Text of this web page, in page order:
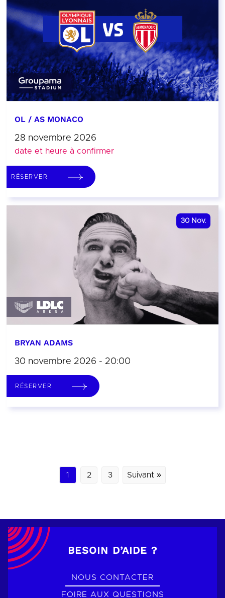
OL / AS MONACO
28 novembre 2026
date et heure à confirmer
RÉSERVER
30 Nov.
BRYAN ADAMS
30 novembre 2026 - 20:00
RÉSERVER
1 2 3 Suivant »
BESOIN D’AIDE ?
NOUS CONTACTER
FOIRE AUX QUESTIONS